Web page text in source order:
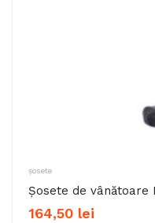
șosete
Șosete de vânătoare
164,50 lei